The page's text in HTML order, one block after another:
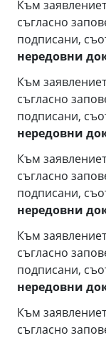
Към
съгласно
подписани,
нередовни
Към
съгласно
подписани,
нередовни
Към
съгласно
подписани,
нередовни
Към
съгласно
подписани,
нередовни
Към
съгласно